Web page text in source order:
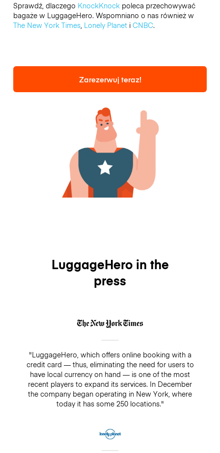
Sprawdź, dlaczego KnockKnockpoleca przechowywać
bagaże w LuggageHero. Wspomniano o nas również w
The New York Times, Lonely Planeti CNBC.
Zarezerwuj teraz!
LuggageHero in the
press
"LuggageHero, which offers online booking with a
credit card — thus, eliminating the need for users to
have local currency on hand — is one of the most
recent players to expand its services. In December
the company began operating in New York, where
today it has some 250 locations."